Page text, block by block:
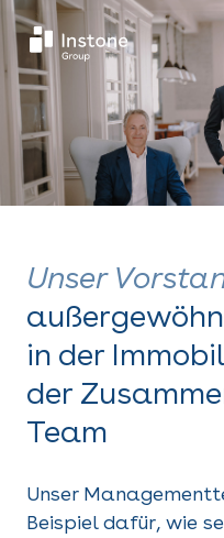
Unser
in der
der
Team
Unser
Beispiel dafür, wie